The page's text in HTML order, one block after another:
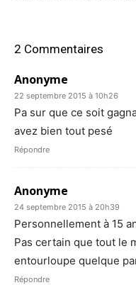
2 Commentaires
Anonyme
22 septembre 2015 à 10h26
Pa sur que ce soit
avez bien tout pesé
Répondre
Anonyme
24 septembre 2015 à 20h39
Personnellement à 15
Pas certain que tout le
entourloupe quelque
Répondre